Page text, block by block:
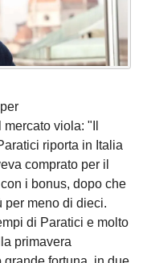
viola: "Il
riporta in Italia
comprato per il
i bonus, dopo che
per meno di dieci.
di Paratici e molto
primavera